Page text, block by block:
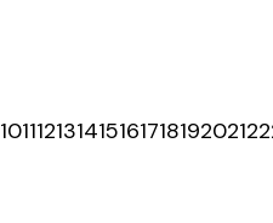
10111213141516171819202122